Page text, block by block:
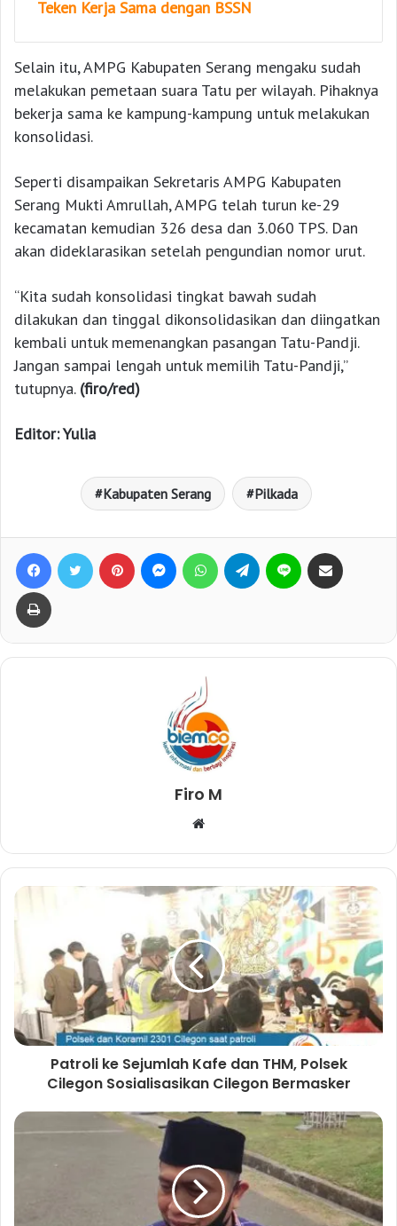
Teken Kerja Sama dengan BSSN
Selain itu, AMPG Kabupaten Serang mengaku sudah
melakukan pemetaan suara Tatu per wilayah. Pihaknya
bekerja sama ke kampung-kampung untuk melakukan
konsolidasi.
Seperti disampaikan Sekretaris AMPG Kabupaten
Serang Mukti Amrullah, AMPG telah turun ke-29
kecamatan kemudian 326 desa dan 3.060 TPS. Dan
akan dideklarasikan setelah pengundian nomor urut.
“Kita sudah konsolidasi tingkat bawah sudah
dilakukan dan tinggal dikonsolidasikan dan diingatkan
kembali untuk memenangkan pasangan Tatu-Pandji.
Jangan sampai lengah untuk memilih Tatu-Pandji,”
tutupnya. (firo/red)
Editor: Yulia
Kabupaten Serang Pilkada
Firo M
b
s
t
e
Patroli ke Sejumlah Kafe dan THM, Polsek
Cilegon Sosialisasikan Cilegon Bermasker